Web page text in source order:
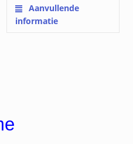
Aanvullende
informatie